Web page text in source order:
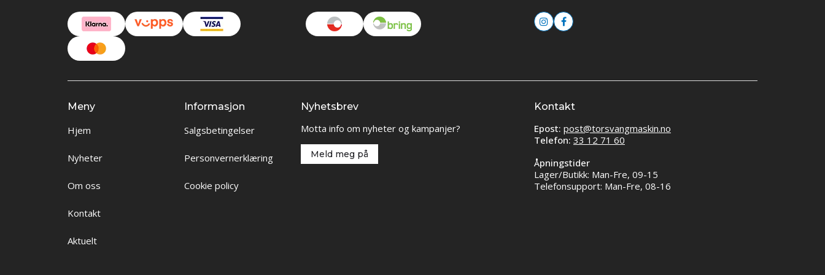
Meny
Hjem
Nyheter
Om oss
Kontakt
Aktuelt
Informasjon
Salgsbetingelser
Personvernerklæring
Cookie policy
Nyhetsbrev
Motta info om nyheter og kampanjer?
Meld meg på
Kontakt
Epost: post@torsvangmaskin.no
Telefon: 33 12 71 60
Åpningstider
Lager/Butikk: Man-Fre, 09-15
Telefonsupport: Man-Fre, 08-16